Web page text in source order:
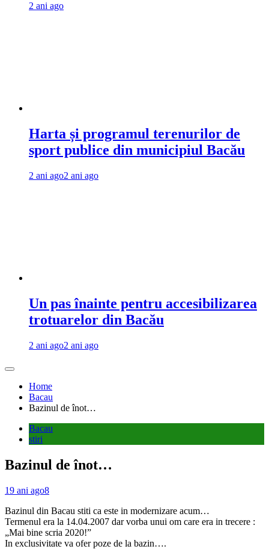
2 ani ago
Harta și programul terenurilor de
sport publice din municipiul Bacău
2 ani ago2 ani ago
Un pas înainte pentru accesibilizarea
trotuarelor din Bacău
2 ani ago2 ani ago
Home
Bacau
Bazinul de înot…
Bacau
stiri
Bazinul de înot…
19 ani ago8
Bazinul din Bacau stiti ca este in modernizare acum…
Termenul era la 14.04.2007 dar vorba unui om care era in trecere :
„Mai bine scria 2020!”
In exclusivitate va ofer poze de la bazin….